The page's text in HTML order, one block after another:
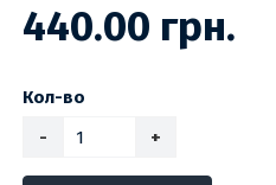
440.00 грн.
Кол-во
-
+